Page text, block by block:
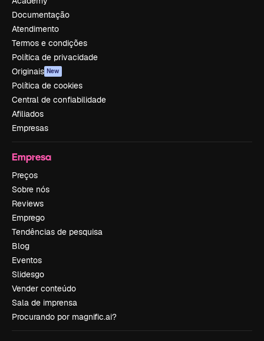
Documentação
Atendimento
Termos e condições
Política de privacidade
Originais New
Política de cookies
Central de confiabilidade
Afiliados
Empresas
Empresa
Preços
Sobre nós
Reviews
Emprego
Tendências de pesquisa
Blog
Eventos
Slidesgo
Vender conteúdo
Sala de imprensa
Procurando por magnific.ai?